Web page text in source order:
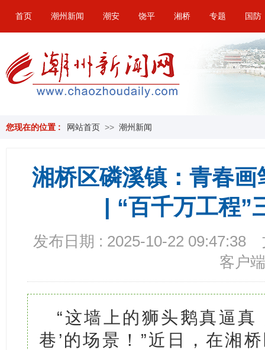
首页 潮州新闻 潮安 饶平 湘桥 专题 国防
您现在的位置 : 网站首页 >> 潮州新闻
湘桥区磷溪镇：青春画
| “百千万工程
发布日期 : 2025-10-22 09:47:38
客户端
“这墙上的狮头鹅真逼真
巷’的场景！”近日，在湘